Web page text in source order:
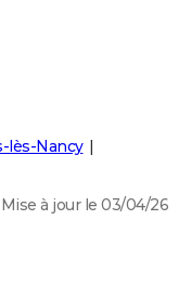
lès-Nancy
Mise à jour le 03/04/26